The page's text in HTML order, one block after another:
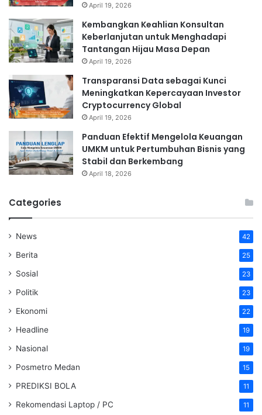
April 19, 2026
Kembangkan Keahlian Konsultan
Keberlanjutan untuk Menghadapi
Tantangan Hijau Masa Depan
April 19, 2026
Transparansi Data sebagai Kunci
Meningkatkan Kepercayaan Investor
Cryptocurrency Global
April 19, 2026
Panduan Efektif Mengelola Keuangan
UMKM untuk Pertumbuhan Bisnis yang
Stabil dan Berkembang
April 18, 2026
Categories
News 42
Berita 25
Sosial 23
Politik 23
Ekonomi 22
Headline 19
Nasional 19
Posmetro Medan 15
PREDIKSI BOLA 11
Rekomendasi Laptop / PC 11